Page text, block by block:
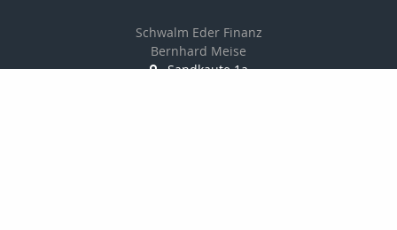
Schwalm Eder Finanz
Bernhard Meise
Sandkaute 1a